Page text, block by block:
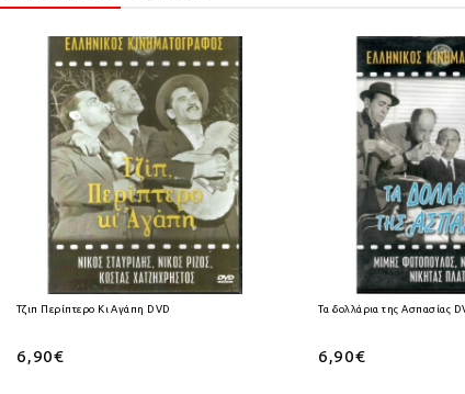
Τζιπ Περίπτερο Κι Αγάπη DVD
6,90€
Τα δολλάρια της Ασπασίας
6,90€